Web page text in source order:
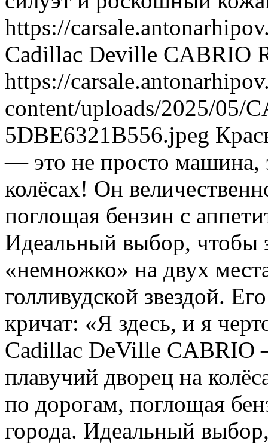
https://
Cadillac Deville CABRIO
https://
content/uploads/2025/05/
5DBE6321B556.jpeg
— это не просто машина,
колёсах! Он
поглощая бензин с
Идеальный выбор, чтобы
«немножко» на двух
голливудской звездой.
кричат: «Я здесь, и я
Cadillac DeVille CABRIO
плавучий дворец на
по дорогам, поглощая
города. Идеальный